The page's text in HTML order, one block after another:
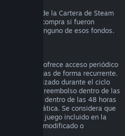
de fondos de la Cartera de Steam
días de la compra si fueron
utilizado ninguno de esos fondos.
Steam ofrece acceso periódico
el que pagas de forma recurrente.
no se ha utilizado durante el ciclo
solicitar un reembolso dentro de las
inicial o dentro de las 48 horas
automática. Se considera que
si cualquier juego incluido en la
consumido, modificado o